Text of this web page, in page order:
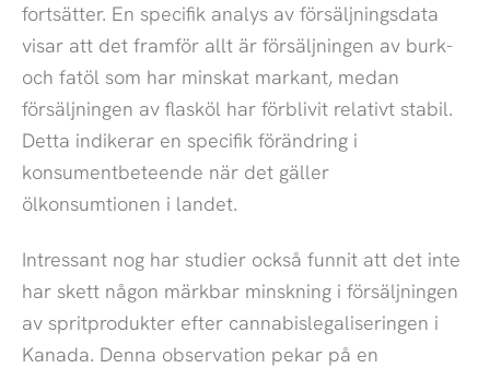
fortsätter. En specifik analys av försäljningsdata
visar att det framför allt är försäljningen av burk-
och fatöl som har minskat markant, medan
försäljningen av flasköl har förblivit relativt stabil.
Detta indikerar en specifik förändring i
konsumentbeteende när det gäller
ölkonsumtionen i landet.
Intressant nog har studier också funnit att det inte
har skett någon märkbar minskning i försäljningen
av spritprodukter efter cannabislegaliseringen i
Kanada. Denna observation pekar på en